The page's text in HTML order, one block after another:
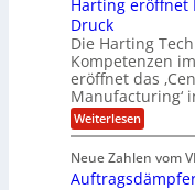
r
ä
l
t
6
5
M
i
s
n
g
i
n
e
r
e
r
s
i
o
n
3
.
2
r
n
i
m
m
t
A
p
s
o
m
S
a
u
e
r
e
s
i
Harting eröffnet
Druck
Die Harting
Kompetenzen
eröffnet das
Manufacturing‘
Weiterlesen:
H
r
t
Neue Zahlen vom